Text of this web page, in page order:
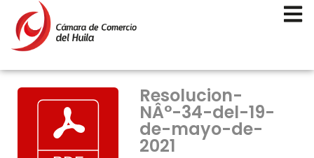
Resolucion-
NÂ°-34-del-19-
de-mayo-de-
2021